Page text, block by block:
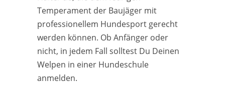
Temperament der Baujäger mit
professionellem Hundesport gerecht
werden können. Ob Anfänger oder
nicht, in jedem Fall solltest Du Deinen
Welpen in einer Hundeschule
anmelden.